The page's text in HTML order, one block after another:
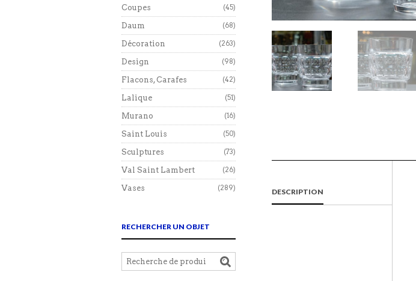
DESCRIPTION
Coupes (45)
Daum (68)
Décoration (263)
Design (98)
Flacons, Carafes (42)
Lalique (51)
Murano (16)
Saint Louis (50)
Sculptures (73)
Val Saint Lambert (26)
Vases (289)
RECHERCHER UN OBJET